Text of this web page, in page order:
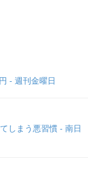
- 週刊金曜日
しまう悪習慣 - 南日